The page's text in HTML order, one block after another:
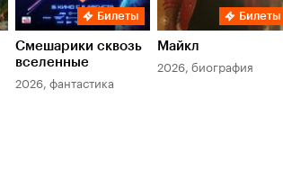
Билеты
Смешарики сквозь
вселенные
2026, фантастика
Билеты
Майкл
2026, биография